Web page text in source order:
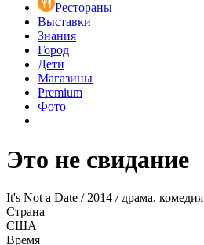
Рестораны
Выставки
Знания
Город
Дети
Магазины
Premium
Фото
Это не свидание
It's Not a Date / 2014 / драма, комедия
Страна
США
Время